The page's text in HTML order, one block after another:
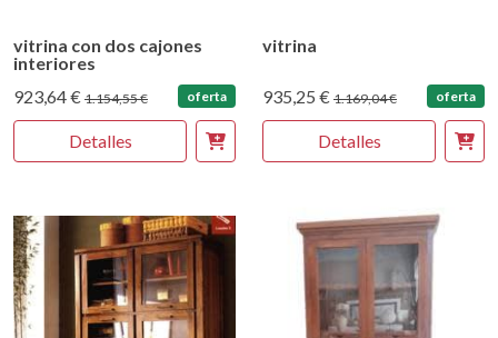
vitrina con dos cajones
interiores
923,64 € 1.154,55 € oferta
Detalles
vitrina
935,25 € 1.169,04 € oferta
Detalles